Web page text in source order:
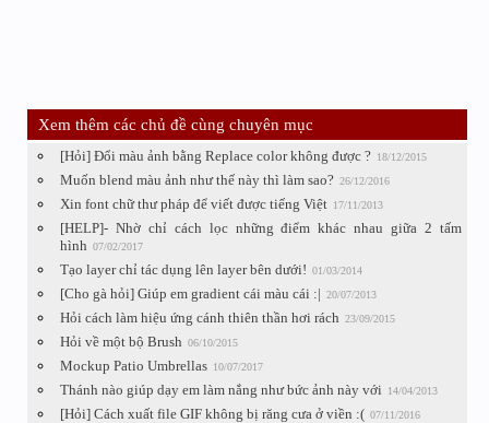
Xem thêm các chủ đề cùng chuyên mục
[Hỏi] Đổi màu ảnh bằng Replace color không được ? 18/12/2015
Muốn blend màu ảnh như thế này thì làm sao? 26/12/2016
Xin font chữ thư pháp để viết được tiếng Việt 17/11/2013
[HELP]- Nhờ chỉ cách lọc những điểm khác nhau giữa 2 tấm
hình 07/02/2017
Tạo layer chỉ tác dụng lên layer bên dưới! 01/03/2014
[Cho gà hỏi] Giúp em gradient cái màu cái :| 20/07/2013
Hỏi cách làm hiệu ứng cánh thiên thần hơi rách 23/09/2015
Hỏi về một bộ Brush 06/10/2015
Mockup Patio Umbrellas 10/07/2017
Thánh nào giúp dạy em làm nắng như bức ảnh này với 14/04/2013
[Hỏi] Cách xuất file GIF không bị răng cưa ở viền :( 07/11/2016